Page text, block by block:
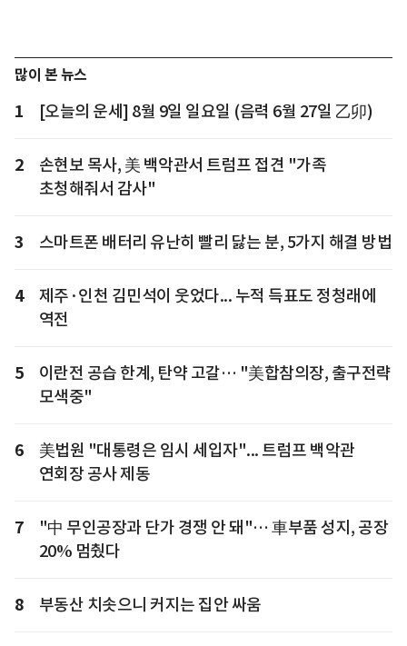
많이 본 뉴스
1 [오늘의 운세] 8월 9일 일요일 (음력 6월 27일 乙卯)
2
손현보 목사, 美 백악관서 트럼프 접견 "가족
초청해줘서 감사"
3 스마트폰 배터리 유난히 빨리 닳는 분, 5가지 해결 방법
4
제주·인천 김민석이 웃었다... 누적 득표도 정청래에
역전
5
이란전 공습 한계, 탄약 고갈… "美합참의장, 출구전략
모색중"
6
美법원 "대통령은 임시 세입자"... 트럼프 백악관
연회장 공사 제동
7
"中 무인공장과 단가 경쟁 안 돼"… 車부품 성지, 공장
20% 멈췄다
8 부동산 치솟으니 커지는 집안 싸움